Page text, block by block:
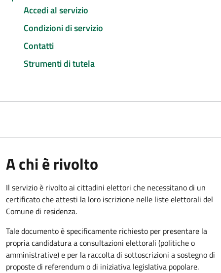
Accedi al servizio
Condizioni di servizio
Contatti
Strumenti di tutela
A chi è rivolto
Il servizio è rivolto ai cittadini elettori che necessitano di un
certificato che attesti la loro iscrizione nelle liste elettorali del
Comune di residenza.
Tale documento è specificamente richiesto per presentare la
propria candidatura a consultazioni elettorali (politiche o
amministrative) e per la raccolta di sottoscrizioni a sostegno di
proposte di referendum o di iniziativa legislativa popolare.